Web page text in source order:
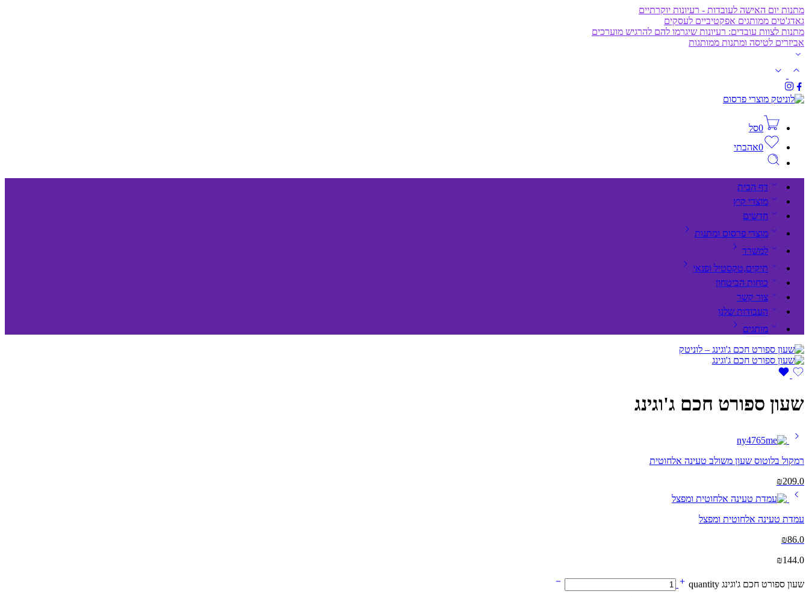
מתנות יום האישה לעובדות - רעיונות יוקרתיים
גאדג'טים ממותגים אפקטיביים לעסקים
מתנות לצוות עובדים: רעיונות שיגרמו להם להרגיש מוערכים
אביזרים לטיסה ומתנות ממותגות
0סל
0אהבתי
דף הבית
מוצרי קיץ
חדשים
מוצרי פרסום ומתנות
למשרד
תיקים,טקסטיל ופנאי
כוחות הביטחון
צור קשר
העבודות שלנו
מותגים
שעון ספורט חכם ג'וגינג
רמקול בלוטוס שעון משולב טעינה אלחוטית
₪209.0
עמדת טעינה אלחוטית ומפצל
₪86.0
₪144.0
שעון ספורט חכם ג'וגינג quantity